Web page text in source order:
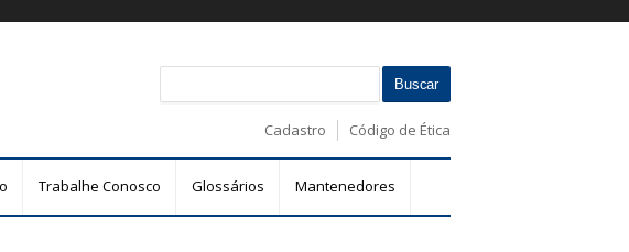
u
c
a
r
Cadastro Código de Ética
Trabalhe Conosco Glossários Mantenedores